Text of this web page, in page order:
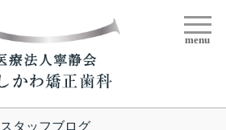
menu
スタッフブログ